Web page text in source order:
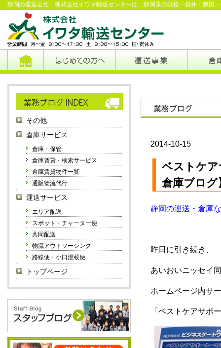
静岡の運送会社 株式会社イワタ輸送センターは、静岡県の浜松・袋井・磐田
その他
倉庫サービス
倉庫・保管
倉庫賃貸・検索サービス
倉庫賃貸物件一覧
通販物流代行
運送サービス
エリア配送
スポット・チャーター便
共同配送
物流アウトソーシング
路線便・小口混載便
トップページ
2014-10-15
ベストケア
倉庫ブログ
静岡の運送・倉庫
昨日に引き続き、
あいおいニッセイ
ホームページ内サ
「ベストケアサポ